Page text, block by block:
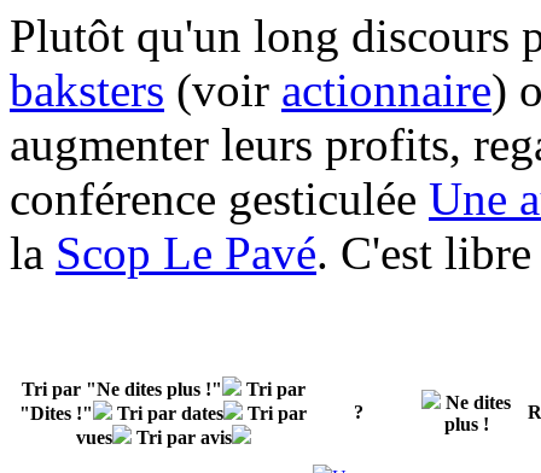
Plutôt qu'un long discours
baksters (voir actionnaire)
augmenter leurs profits,
conférence gesticulée Une
la Scop Le Pavé. C'est
Tri par "Ne dites plus !"
Tri par
"Dites !"
Tri par dates
Tri par
vues
Tri par avis
?
Ne dites
plus !